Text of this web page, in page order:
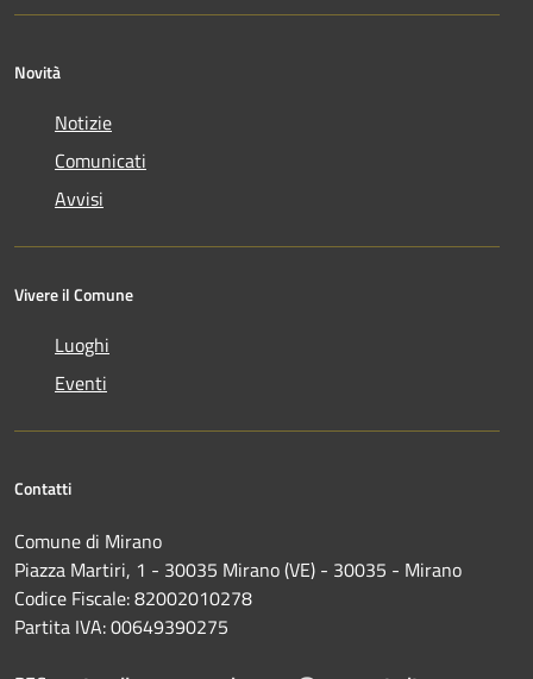
Novità
Notizie
Comunicati
Avvisi
Vivere il Comune
Luoghi
Eventi
Contatti
Comune di Mirano
Piazza Martiri, 1 - 30035 Mirano (VE) - 30035 - Mirano
Codice Fiscale: 82002010278
Partita IVA: 00649390275